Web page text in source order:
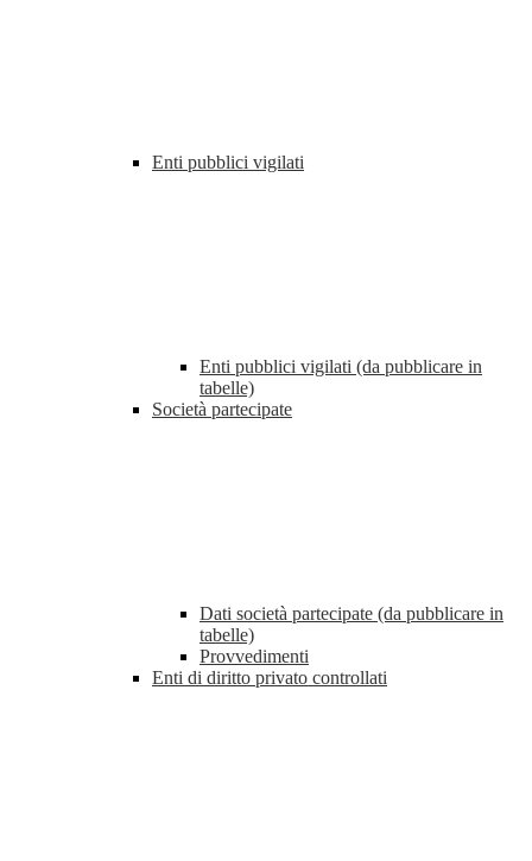
Enti pubblici vigilati
Enti pubblici vigilati (da pubblicare in
tabelle)
Società partecipate
Dati società partecipate (da pubblicare in
tabelle)
Provvedimenti
Enti di diritto privato controllati